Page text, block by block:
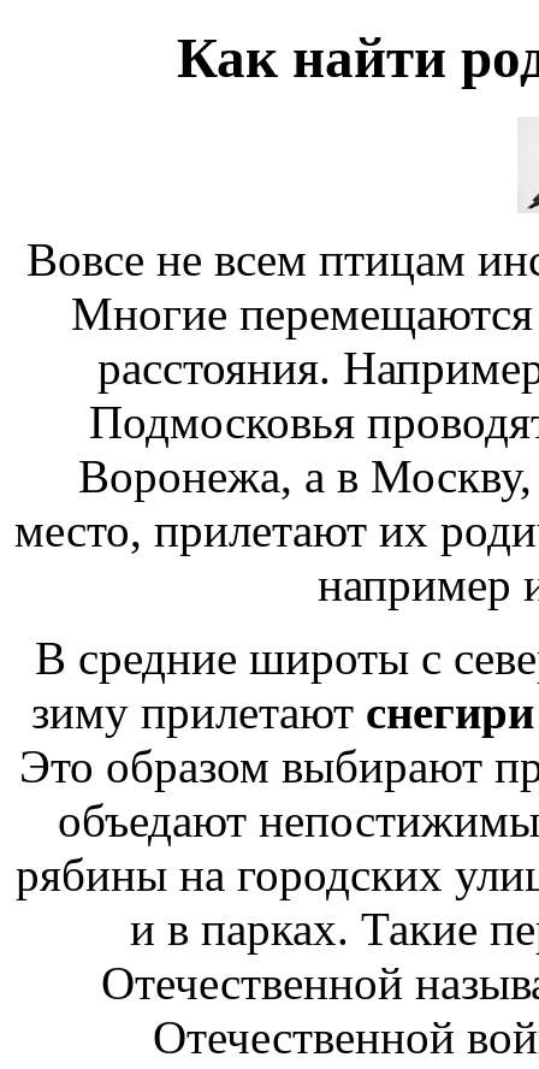
Как найти
Вовсе не всем птицам
Многие перемещаются
расстояния.
Подмосковья
Воронежа, а в Москву,
место, прилетают их
например
В средние широты с
зиму прилетают
Это образом выбирают
объедают
рябины на городских
и в парках. Такие
Отечественной
Отечественной